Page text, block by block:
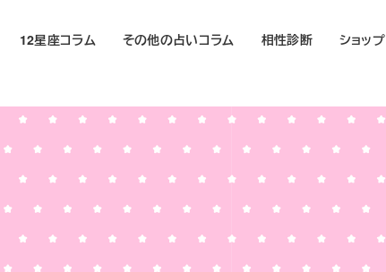
12星座コラム その他の占いコラム 相性診断 ショップ